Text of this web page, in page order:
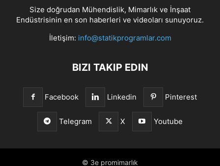
Size doğrudan Mühendislik, Mimarlık ve İnşaat
Endüstrisinin en son haberleri ve videoları sunuyoruz.
İletişim: info@statikprogramlar.com
BIZI TAKIP EDIN
Facebook Linkedin Pinterest
Telegram X Youtube
© 3e promimarlık